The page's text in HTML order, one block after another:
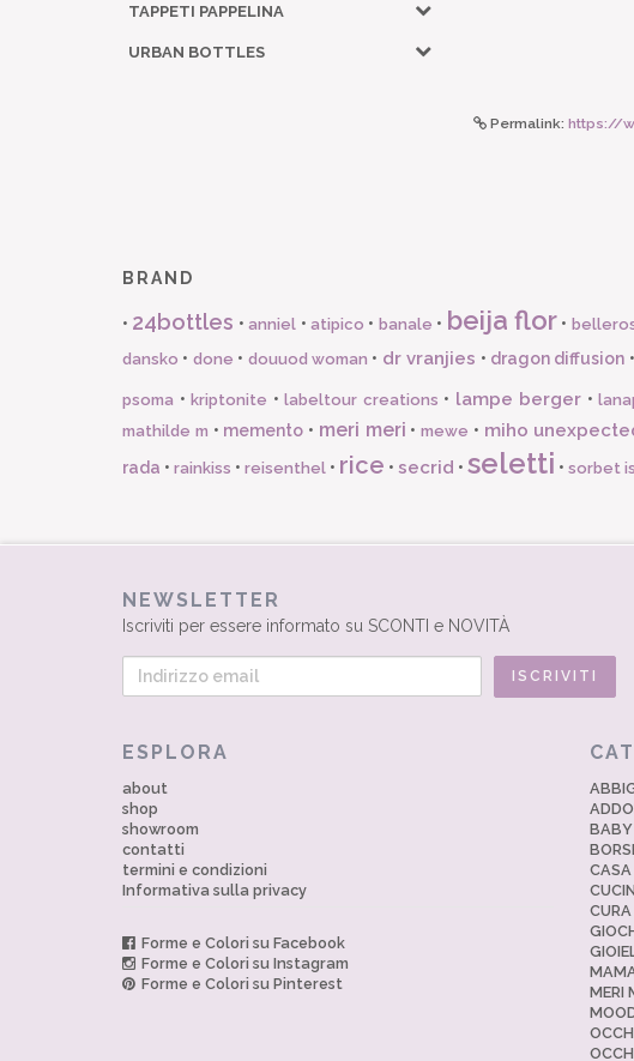
TAPPETI PAPPELINA
URBAN BOTTLES
Permalink: https://
BRAND
• 24bottles •anniel •atipico • banale • beija flor •
dansko • done • douuod woman • dr vranjies • dragon diffusion •
psoma •kriptonite •labeltour creations • lampe berger •
mathilde m • memento • meri meri •mewe • miho
rada • rainkiss • reisenthel • rice • secrid • seletti • sorbet
NEWSLETTER
Iscriviti per essere informato su SCONTI e NOVITÀ
ESPLORA
about
shop
showroom
contatti
termini e condizioni
Informativa sulla privacy
Forme e Colori su Facebook
Forme e Colori su Instagram
Forme e Colori su Pinterest
CASA
MERI